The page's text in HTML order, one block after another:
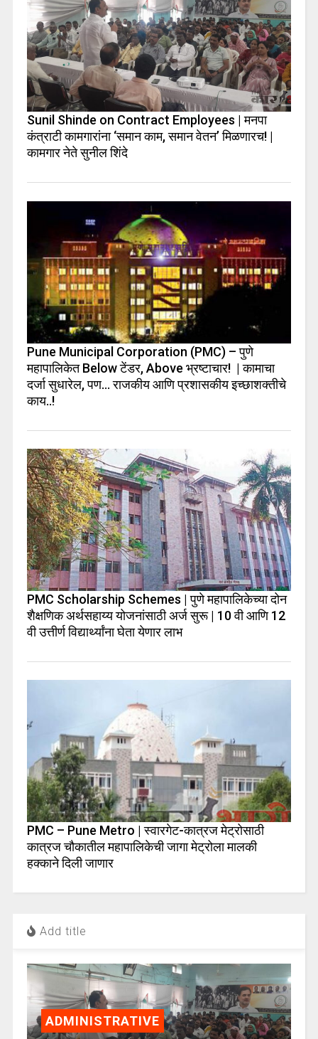
Sunil Shinde on Contract Employees | मनपा
कंत्राटी कामगारांना ‘समान काम, समान वेतन’ मिळणारच! |
कामगार नेते सुनील शिंदे
Pune Municipal Corporation (PMC) – पुणे
महापालिकेत Below टेंडर, Above भ्रष्टाचार! | कामाचा
दर्जा सुधारेल, पण… राजकीय आणि प्रशासकीय इच्छाशक्तीचे
काय..!
PMC Scholarship Schemes | पुणे महापालिकेच्या दोन
शैक्षणिक अर्थसहाय्य योजनांसाठी अर्ज सुरू | 10 वी आणि 12
वी उत्तीर्ण विद्यार्थ्यांना घेता येणार लाभ
PMC – Pune Metro | स्वारगेट-कात्रज मेट्रोसाठी
कात्रज चौकातील महापालिकेची जागा मेट्रोला मालकी
हक्काने दिली जाणार
Add title
ADMINISTRATIVE